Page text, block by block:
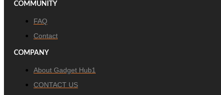
COMMUNITY
FAQ
Contact
COMPANY
About Gadget Hub1
CONTACT US